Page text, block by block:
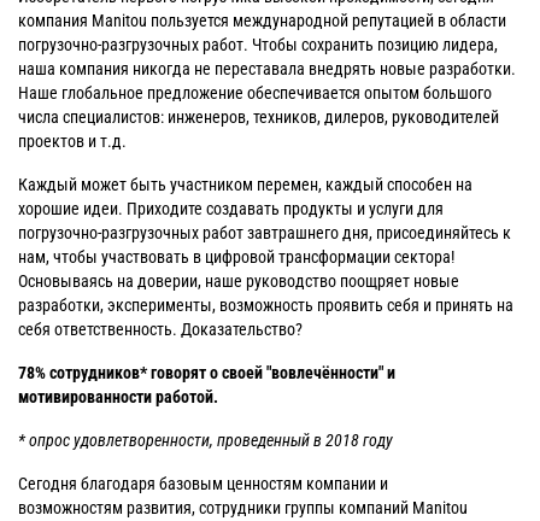
компания Manitou пользуется международной репутацией в области
погрузочно-разгрузочных работ. Чтобы сохранить позицию лидера,
наша компания никогда не переставала внедрять новые разработки.
Наше глобальное предложение обеспечивается опытом большого
числа специалистов: инженеров, техников, дилеров, руководителей
проектов и т.д.
Каждый может быть участником перемен, каждый способен на
хорошие идеи. Приходите создавать продукты и услуги для
погрузочно-разгрузочных работ завтрашнего дня, присоединяйтесь к
нам, чтобы участвовать в цифровой трансформации сектора!
Основываясь на доверии, наше руководство поощряет новые
разработки, эксперименты, возможность проявить себя и принять на
себя ответственность. Доказательство?
78% сотрудников* говорят о своей "вовлечённости" и
мотивированности работой.
* опрос удовлетворенности, проведенный в 2018 году
Сегодня благодаря базовым ценностям компании и
возможностям развития, сотрудники группы компаний Manitou